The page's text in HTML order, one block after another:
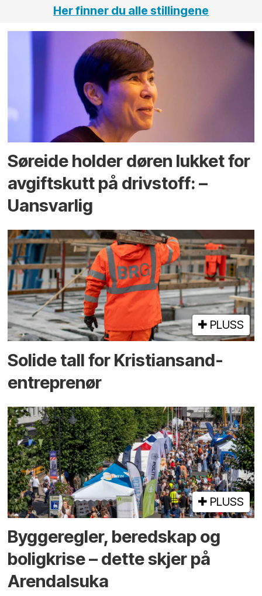
Her finner du alle stillingene
Søreide holder døren lukket for
avgiftskutt på drivstoff: –
Uansvarlig
PLUSS
Solide tall for Kristiansand-
entreprenør
PLUSS
Bygge­regler, beredskap og
bolig­krise – dette skjer på
Arendals­uka